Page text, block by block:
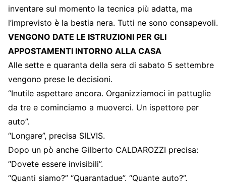
inventare sul momento la tecnica più adatta, ma
l’imprevisto è la bestia nera. Tutti ne sono consapevoli.
VENGONO DATE LE ISTRUZIONI PER GLI
APPOSTAMENTI INTORNO ALLA CASA
Alle sette e quaranta della sera di sabato 5 settembre
vengono prese le decisioni.
“Inutile aspettare ancora. Organizziamoci in pattuglie
da tre e cominciamo a muoverci. Un ispettore per
auto”.
“Longare”, precisa SILVIS.
Dopo un pò anche Gilberto CALDAROZZI precisa:
“Dovete essere invisibili”.
“Quanti siamo?” “Quarantadue”. “Quante auto?”.